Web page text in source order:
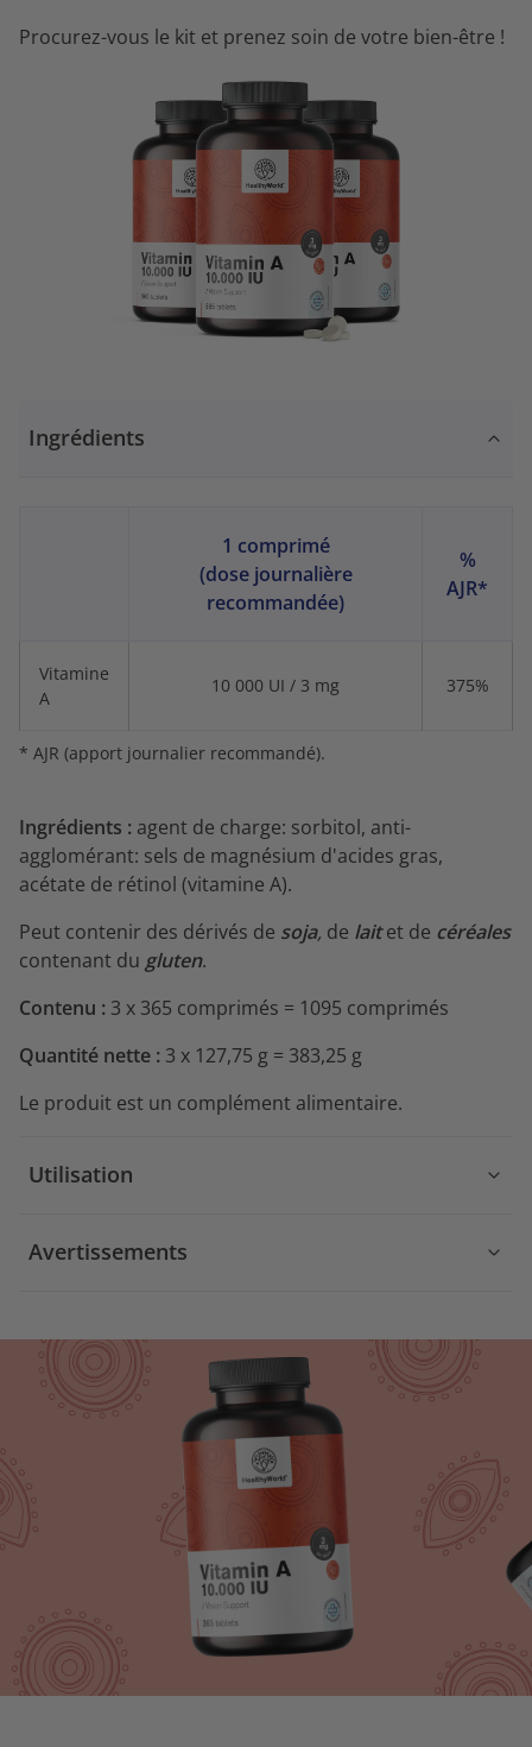
Procurez-vous le kit et prenez soin de votre bien-être !
Ingrédients
1 comprimé
(dose journalière
recommandée)
%
AJR*
Vitamine
A
10 000 UI / 3 mg 375%
* AJR (apport journalier recommandé).
Ingrédients : agent de charge: sorbitol, anti-
agglomérant: sels de magnésium d'acides gras,
acétate de rétinol (vitamine A).
Peut contenir des dérivés de soja, de laitet de céréales
contenant du gluten.
Contenu : 3 x 365 comprimés = 1095 comprimés
Quantité nette : 3 x 127,75 g = 383,25 g
Le produit est un complément alimentaire.
Utilisation
Avertissements